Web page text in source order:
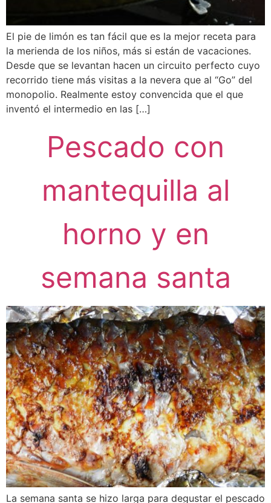
El pie de limón es tan fácil que es la mejor receta para
la merienda de los niños, más si están de vacaciones.
Desde que se levantan hacen un circuito perfecto cuyo
recorrido tiene más visitas a la nevera que al “Go” del
monopolio. Realmente estoy convencida que el que
inventó el intermedio en las […]
Pescado con
mantequilla al
horno y en
semana santa
La semana santa se hizo larga para degustar el pescado